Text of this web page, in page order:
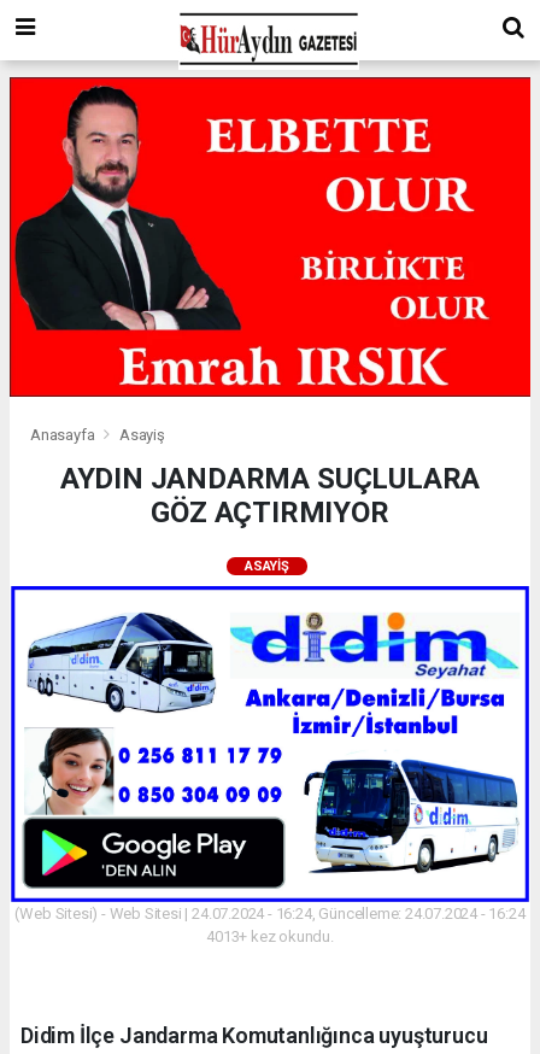
Anasayfa Asayiş
AYDIN JANDARMA SUÇLULARA
GÖZ AÇTIRMIYOR
ASAYIŞ
(Web Sitesi) - Web Sitesi | 24.07.2024 - 16:24, Güncelleme: 24.07.2024 - 16:24
4013+ kez okundu.
Didim İlçe Jandarma Komutanlığınca uyuşturucu